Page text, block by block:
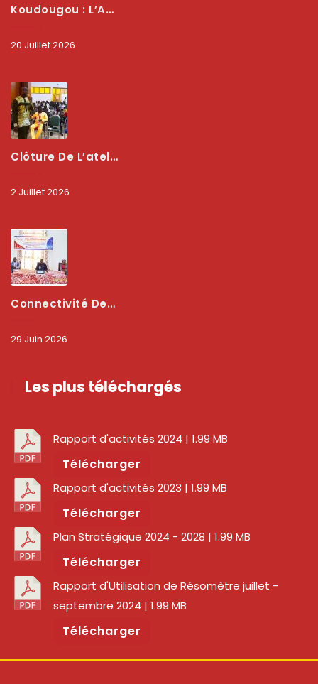
Koudougou : L’ARCEP Renforce Le Dialogue Avec Les Associations De Consommateurs Pour Mieux Protéger Les Usagers
20 Juillet 2026
Clôture De L’atelier National : L’ARCEP Et Les Collectivités Territoriales Consolident Leur Partenariat Pour Booster La Qualité Des Services Numériques
2 Juillet 2026
Connectivité Des Territoires : L’ARCEP Et Les Collectivités Territoriales Scellent Un Pacte Stratégique À Bobo-Dioulasso Pour Booster La Qualité Des Réseaux
29 Juin 2026
Les plus téléchargés
Rapport d'activités 2024 | 1.99 MB
Télécharger
Rapport d'activités 2023 | 1.99 MB
Télécharger
Plan Stratégique 2024 - 2028 | 1.99 MB
Télécharger
Rapport d'Utilisation de Résomètre juillet -
septembre 2024 | 1.99 MB
Télécharger